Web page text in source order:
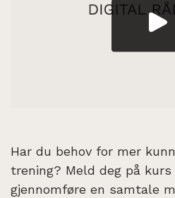
Har du behov for mer
trening? Meld deg på
gjennomføre en samtale